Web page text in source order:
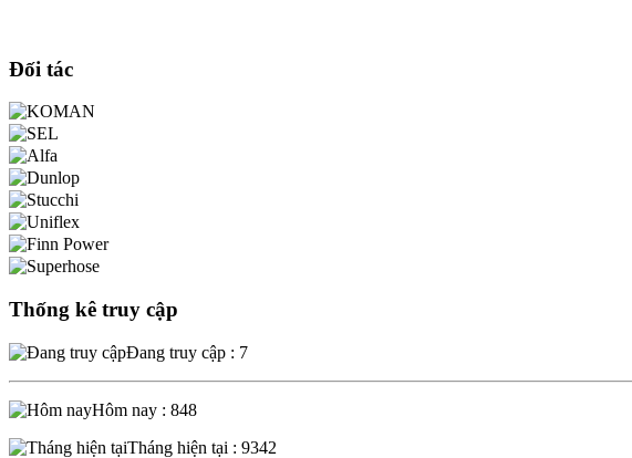
Đối tác
Thống kê truy cập
Đang truy cập : 7
Hôm nay : 848
Tháng hiện tại : 9342